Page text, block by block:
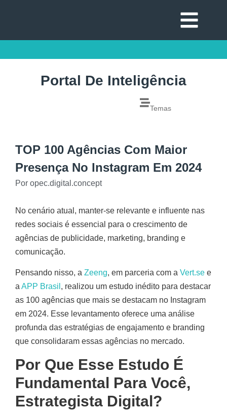
Portal De Inteligência
Temas
TOP 100 Agências Com Maior
Presença No Instagram Em 2024
Por opec.digital.concept
No cenário atual, manter-se relevante e influente nas
redes sociais é essencial para o crescimento de
agências de publicidade, marketing, branding e
comunicação.
Pensando nisso, a Zeeng, em parceria com a Vert.se e
a APP Brasil , realizou um estudo inédito para destacar
as 100 agências que mais se destacam no Instagram
em 2024. Esse levantamento oferece uma análise
profunda das estratégias de engajamento e branding
que consolidaram essas agências no mercado.
Por Que Esse Estudo É
Fundamental Para Você,
Estrategista Digital?